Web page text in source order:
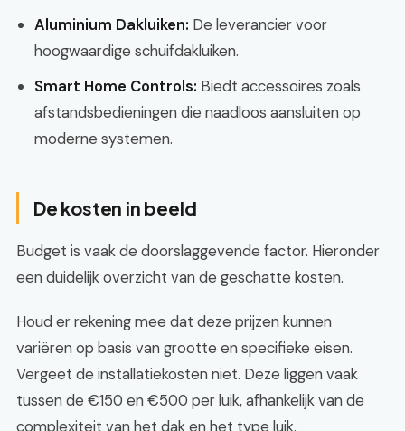
Aluminium Dakluiken: De leverancier voor
hoogwaardige schuifdakluiken.
Smart Home Controls: Biedt accessoires zoals
afstandsbedieningen die naadloos aansluiten op
moderne systemen.
De kosten in beeld
Budget is vaak de doorslaggevende factor. Hieronder
een duidelijk overzicht van de geschatte kosten.
Houd er rekening mee dat deze prijzen kunnen
variëren op basis van grootte en specifieke eisen.
Vergeet de installatiekosten niet. Deze liggen vaak
tussen de €150 en €500 per luik, afhankelijk van de
complexiteit van het dak en het type luik.